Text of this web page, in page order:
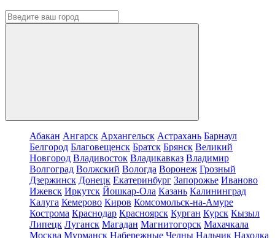
Абакан Ангарск Архангельск Астрахань Барнаул
Белгород Благовещенск Братск Брянск Великий
Новгород Владивосток Владикавказ Владимир
Волгоград Волжский Вологда Воронеж Грозный
Дзержинск Донецк Екатеринбург Запорожье Иваново
Ижевск Иркутск Йошкар-Ола Казань Калининград
Калуга Кемерово Киров Комсомольск-на-Амуре
Кострома Краснодар Красноярск Курган Курск Кызыл
Липецк Луганск Магадан Магнитогорск Махачкала
Москва Мурманск Набережные Челны Нальчик Находка